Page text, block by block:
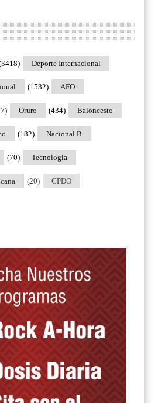
Deporte Internacional
AFO
(1532)
Oruro Baloncesto
(434)
Nacional B
(182)
Tecnologia
(70)
CPDO
(20)